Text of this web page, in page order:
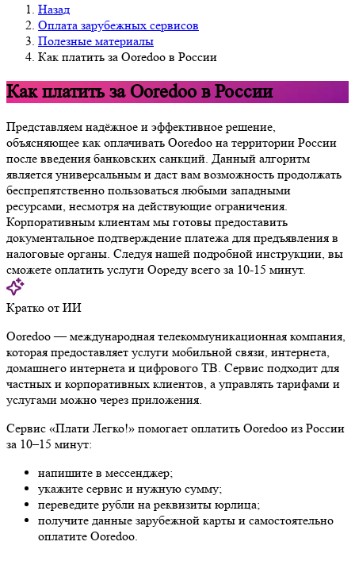
Назад
Оплата зарубежных сервисов
Полезные материалы
Как платить за Ooredoo в России
Как платить за Ooredoo в России
Представляем надёжное и эффективное решение,
объясняющее как оплачивать Ooredoo на территории России
после введения банковских санкций. Данный алгоритм
является универсальным и даст вам возможность продолжать
беспрепятственно пользоваться любыми западными
ресурсами, несмотря на действующие ограничения.
Корпоративным клиентам мы готовы предоставить
документальное подтверждение платежа для предъявления в
налоговые органы. Следуя нашей подробной инструкции, вы
сможете оплатить услуги Оореду всего за 10-15 минут.
Кратко от ИИ
Ooredoo — международная телекоммуникационная компания,
которая предоставляет услуги мобильной связи, интернета,
домашнего интернета и цифрового ТВ. Сервис подходит для
частных и корпоративных клиентов, а управлять тарифами и
услугами можно через приложения.
Сервис «Плати Легко!» помогает оплатить Ooredoo из России
за 10–15 минут:
напишите в мессенджер;
укажите сервис и нужную сумму;
переведите рубли на реквизиты юрлица;
получите данные зарубежной карты и самостоятельно
оплатите Ooredoo.